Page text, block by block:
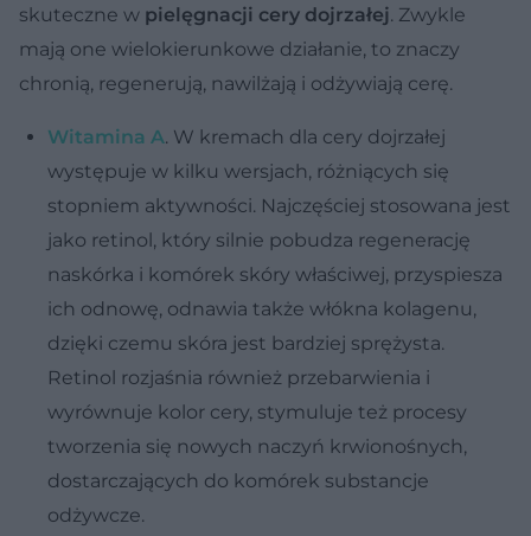
skuteczne w pielęgnacji cery dojrzałej. Zwykle
mają one wielokierunkowe działanie, to znaczy
chronią, regenerują, nawilżają i odżywiają cerę.
Witamina A. W kremach dla cery dojrzałej
występuje w kilku wersjach, różniących się
stopniem aktywności. Najczęściej stosowana jest
jako retinol, który silnie pobudza regenerację
naskórka i komórek skóry właściwej, przyspiesza
ich odnowę, odnawia także włókna kolagenu,
dzięki czemu skóra jest bardziej sprężysta.
Retinol rozjaśnia również przebarwienia i
wyrównuje kolor cery, stymuluje też procesy
tworzenia się nowych naczyń krwionośnych,
dostarczających do komórek substancje
odżywcze.